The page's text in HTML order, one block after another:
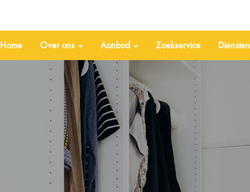
Home Over ons Aanbod Zoekservice Diensten